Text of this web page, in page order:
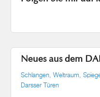
Neues aus dem
Schlangen, Weltraum,
Darsser Türen